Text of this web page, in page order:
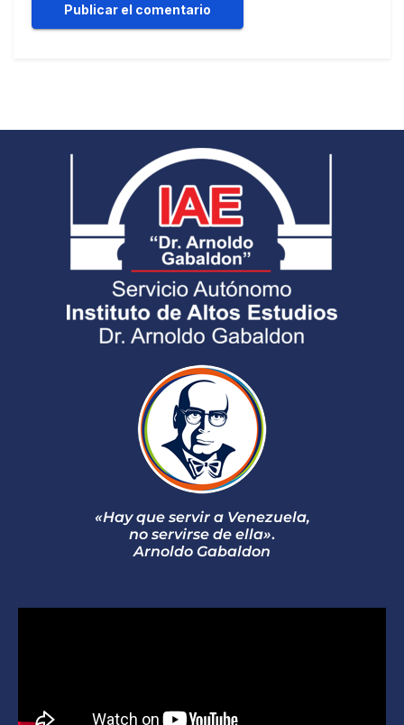
«Hay que servir a Venezuela,
no servirse de ella».
Arnoldo Gabaldon